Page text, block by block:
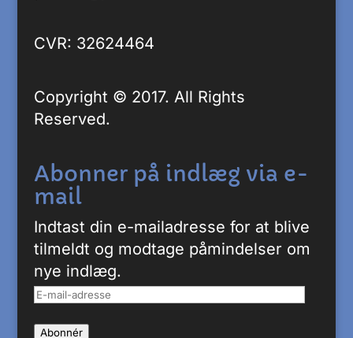
CVR: 32624464
Copyright © 2017. All Rights
Reserved.
Abonner på indlæg via e-
mail
Indtast din e-mailadresse for at blive
tilmeldt og modtage påmindelser om
nye indlæg.
E-
Abonnér